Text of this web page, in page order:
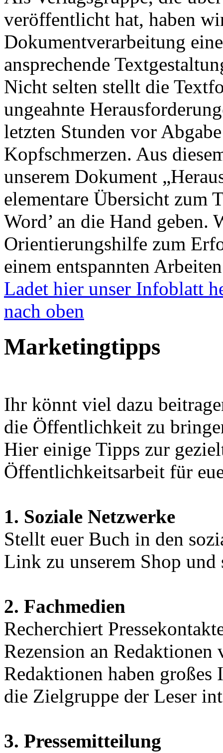
veröffentlicht hat, haben
Dokumentverarbeitung
ansprechende
Nicht selten stellt die
ungeahnte
letzten Stunden vor
Kopfschmerzen. Aus
unserem Dokument
elementare Übersicht zum
Word’ an die Hand geben.
Orientierungshilfe zum
einem entspannten
Ladet hier unser Infoblatt
nach oben
Marketingtipps
Ihr könnt viel dazu
die Öffentlichkeit zu
Hier einige Tipps zur
Öffentlichkeitsarbeit für
1. Soziale Netzwerke
Stellt euer Buch in den
Link zu unserem Shop
2. Fachmedien
Recherchiert
Rezension an
Redaktionen haben großes
die Zielgruppe der Leser
3. Pressemitteilung